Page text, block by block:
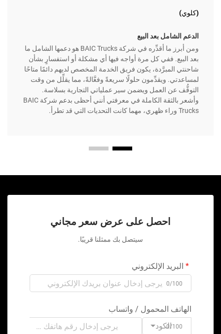
(كلوي)
الدعم الشامل بعد البيع
ومن أبرز ما أقدِّره في شركة BAIC Trucks هو دعمها الشامل ما
بعد البيع. ففي كل مرة أواجه فيها أي مشكلة أو استفسارٍ بشأن
شاحنتي المبرَّدة، يكون فريق الخدمة المخصص لديهم دائمًا متاحًا
لمساعدتي. ويقدِّمون حلولًا سريعةً وفعَّالةً، مما يقلِّل من وقت
التوقُّف عن العمل ويضمن سير عملياتي التجارية بسلاسة.
وأشعر بالثقة الكاملة في معرفتي أنني أحظى بدعم شركة BAIC
Trucks وراء ظهري، مهما كانت التحديات التي قد تطرأ.
احصل على عرض سعر مجاني
سيتصل بك ممثلنا قريبًا.
البريد الإلكتروني
0/100
الهاتف المحمول / واتساب
الكود0/100